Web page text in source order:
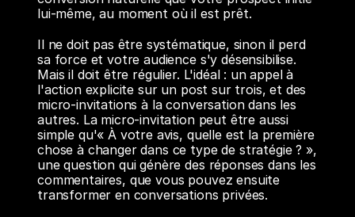
lui-même, au moment où il est prêt.
Il ne doit pas être systématique, sinon il perd
sa force et votre audience s'y désensibilise.
Mais il doit être régulier. L'idéal : un appel à
l'action explicite sur un post sur trois, et des
micro-invitations à la conversation dans les
autres. La micro-invitation peut être aussi
simple qu'« À votre avis, quelle est la première
chose à changer dans ce type de stratégie ? »,
une question qui génère des réponses dans les
commentaires, que vous pouvez ensuite
transformer en conversations privées.